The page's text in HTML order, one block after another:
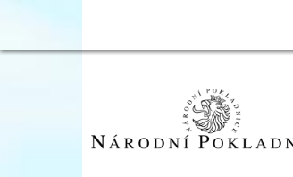
evropský
a